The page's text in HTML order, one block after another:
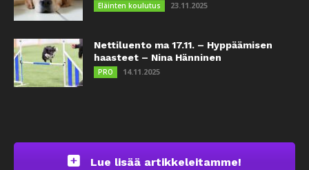
Eläinten koulutus 23.11.2025
Nettiluento ma 17.11. – Hyppäämisen
haasteet – Nina Hänninen
PRO 14.11.2025
Lue lisää artikkeleitamme!